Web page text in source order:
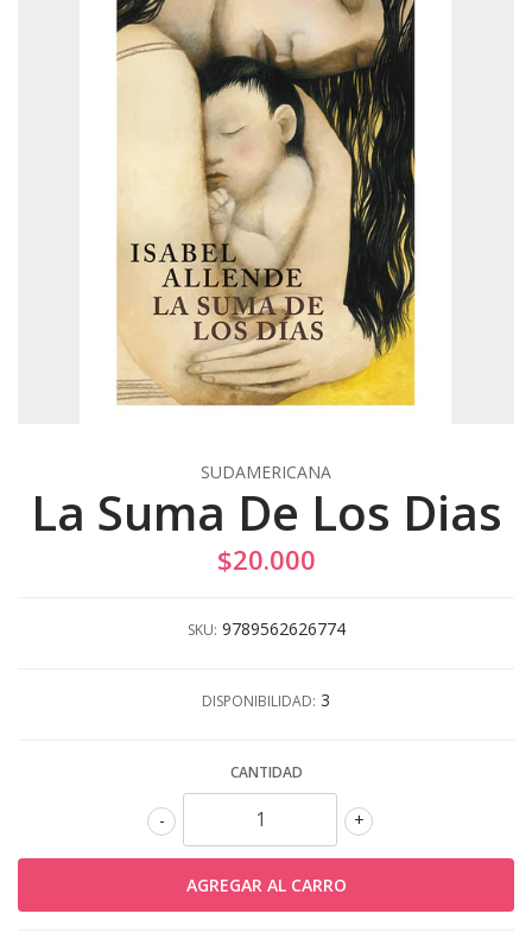
SUDAMERICANA
La Suma De Los Dias
$20.000
SKU: 9789562626774
DISPONIBILIDAD: 3
CANTIDAD
+
-